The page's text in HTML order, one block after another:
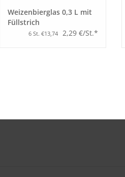
Weizenbierglas 0,3 L mit
Füllstrich
6 St. €13,74 2,29 €/St.*